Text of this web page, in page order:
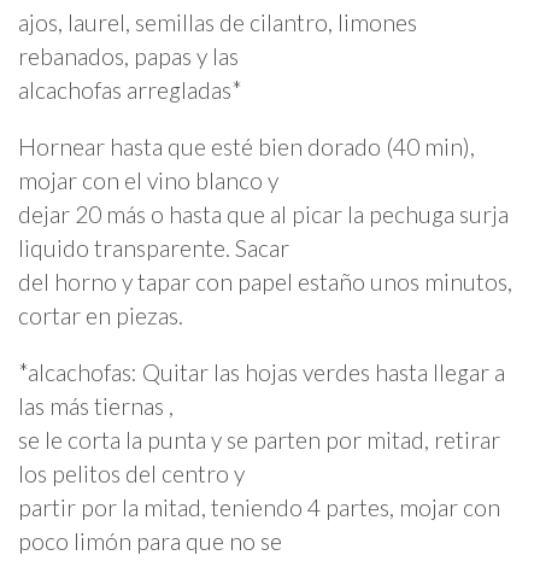
ajos, laurel, semillas de cilantro, limones
rebanados, papas y las
alcachofas arregladas*
Hornear hasta que esté bien dorado (40 min),
mojar con el vino blanco y
dejar 20 más o hasta que al picar la pechuga surja
liquido transparente. Sacar
del horno y tapar con papel estaño unos minutos,
cortar en piezas.
*alcachofas: Quitar las hojas verdes hasta llegar a
las más tiernas ,
se le corta la punta y se parten por mitad, retirar
los pelitos del centro y
partir por la mitad, teniendo 4 partes, mojar con
poco limón para que no se